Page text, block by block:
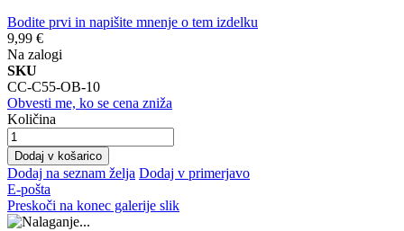
Bodite prvi in napišite mnenje o tem izdelku
9,99 €
Na zalogi
SKU
CC-C55-OB-10
Obvesti me, ko se cena zniža
Količina
Dodaj v košarico
Dodaj na seznam želja Dodaj v primerjavo
E-pošta
Preskoči na konec galerije slik